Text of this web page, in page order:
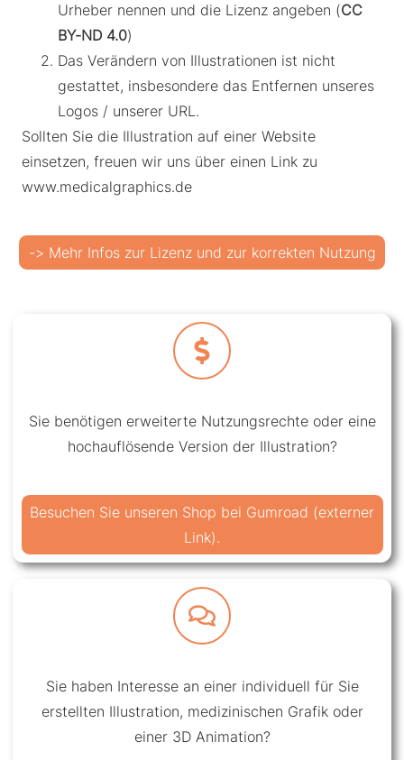
Urheber nennen und die Lizenz angeben (CC
BY-ND 4.0)
Das Verändern von Illustrationen ist nicht
gestattet, insbesondere das Entfernen unseres
Logos / unserer URL.
Sollten Sie die Illustration auf einer Website
einsetzen, freuen wir uns über einen Link zu
www.medicalgraphics.de
-> Mehr Infos zur Lizenz und zur korrekten Nutzung
Sie benötigen erweiterte Nutzungsrechte oder eine
hochauflösende Version der Illustration?
Besuchen Sie unseren Shop bei Gumroad (externer
Link).
Sie haben Interesse an einer individuell für Sie
erstellten Illustration, medizinischen Grafik oder
einer 3D Animation?